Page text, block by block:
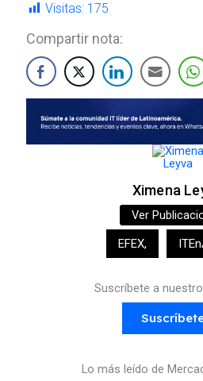
Visitas: 175
Compartir nota:
Ximena
Ver
EFEX,
Suscríbete a
Lo más leído de